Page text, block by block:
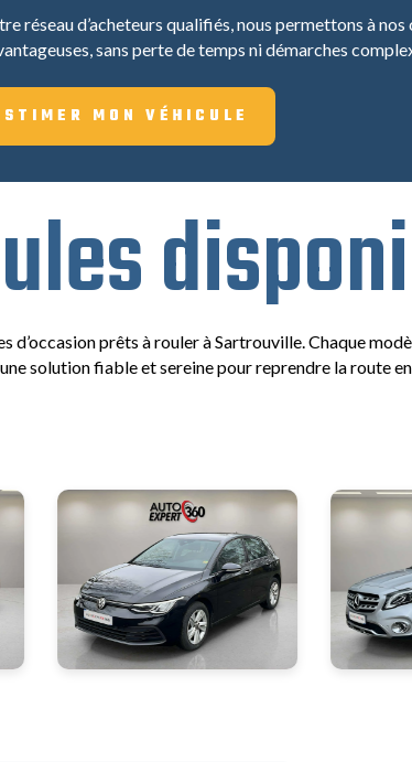
réseau d’acheteurs qualifiés, nous permettons à
sans perte de temps ni démarches
MON VÉHICULE
d’occasion prêts à rouler à Sartrouville. Chaque
solution fiable et sereine pour reprendre la route